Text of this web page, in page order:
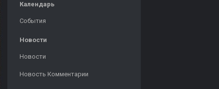
Календарь
События
Новости
Новости
Новость Комментарии